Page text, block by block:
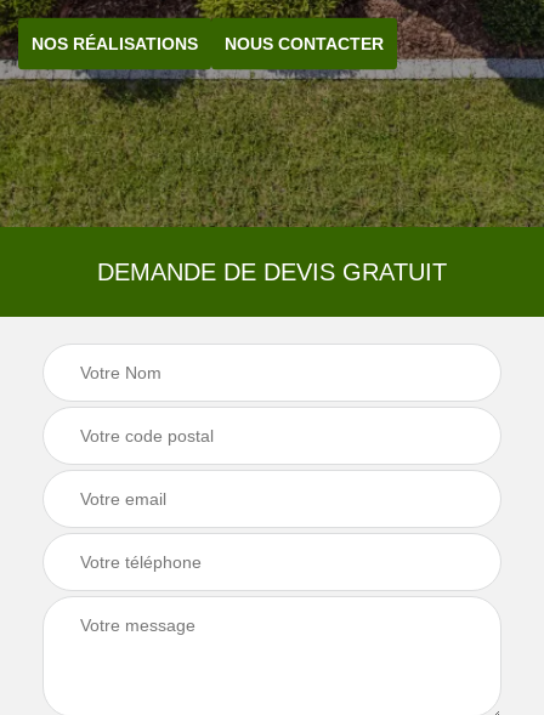
NOS RÉALISATIONS NOUS CONTACTER
DEMANDE DE DEVIS GRATUIT